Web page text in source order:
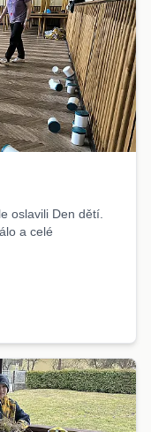
oslavili Den dětí.
a celé